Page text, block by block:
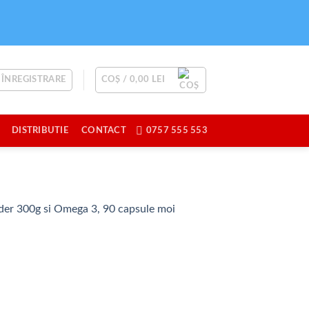
COȘ / 0,00 LEI
DISTRIBUTIE CONTACT 0757 555 553
300g si Omega 3, 90 capsule moi